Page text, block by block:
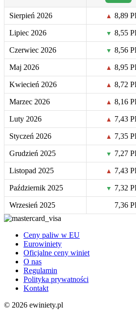
Sierpień 2026 ▲ 8,89
Lipiec 2026 ▼ 8,55
Czerwiec 2026 ▼ 8,56
Maj 2026 ▲ 8,95
Kwiecień 2026 ▲ 8,72
Marzec 2026 ▲ 8,16
Luty 2026 ▲ 7,43
Styczeń 2026 ▲ 7,35
Grudzień 2025 ▼ 7,27
Listopad 2025 ▲ 7,43
Październik 2025 ▼ 7,32
Wrzesień 2025 7,36
Ceny paliw w EU
Eurowiniety
Oficjalne ceny winiet
O nas
Regulamin
Polityka prywatności
Kontakt
© 2026 ewiniety.pl